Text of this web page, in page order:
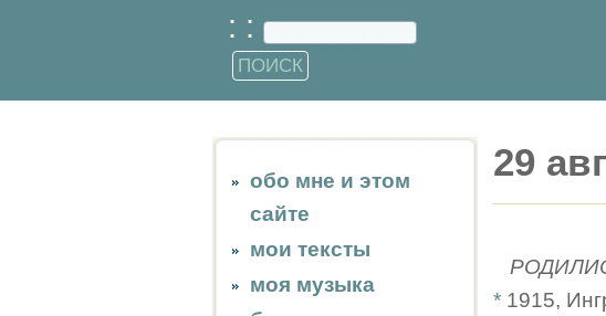
: :
обо мне и этом
сайте
мои тексты
моя музыка
29
* 1915,